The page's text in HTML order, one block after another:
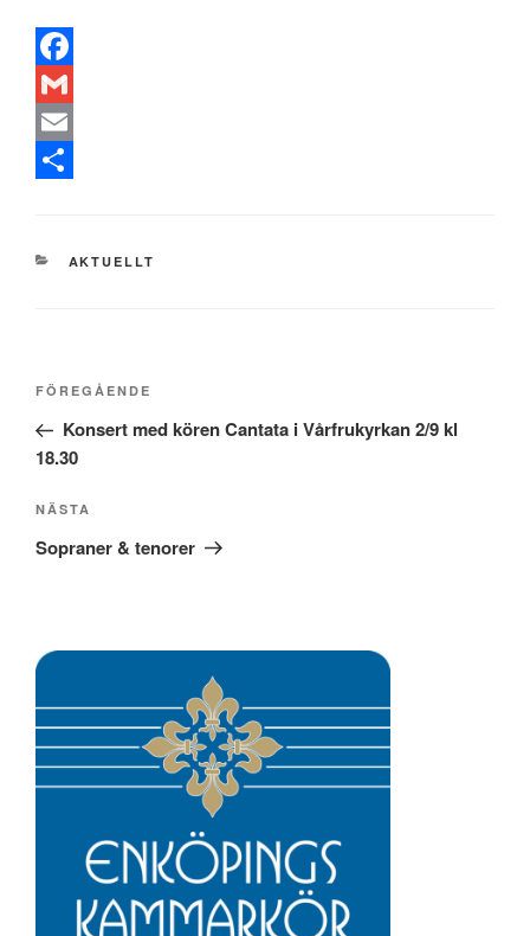
F
a
c
o
G
m
l
E
il
KATEGORIER
AKTUELLT
Inläggsnavigering
Föregående
inlägg
FÖREGÅENDE
Konsert med kören Cantata i Vårfrukyrkan 2/9 kl
18.30
Nästa
inlägg
NÄSTA
Sopraner & tenorer